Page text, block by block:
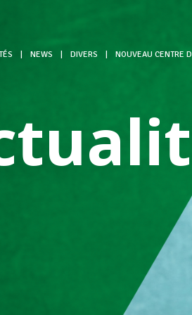
NEWS DIVERS NOUVEAU CENTRE